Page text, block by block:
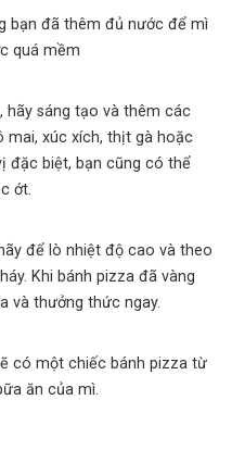
bạn đã thêm đủ nước để mì
quá mềm
hãy sáng tạo và thêm các
mai, xúc xích, thịt gà hoặc
đặc biệt, bạn cũng có thể
ớt.
để lò nhiệt độ cao và theo
Khi bánh pizza đã vàng
và thưởng thức ngay.
có một chiếc bánh pizza từ
ăn của mì.